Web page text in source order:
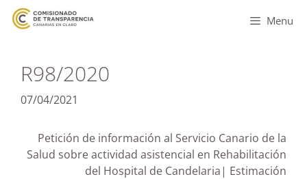
Menu
R98/2020
07/04/2021
Petición de información al Servicio Canario de la
Salud sobre actividad asistencial en Rehabilitación
del Hospital de Candelaria| Estimación